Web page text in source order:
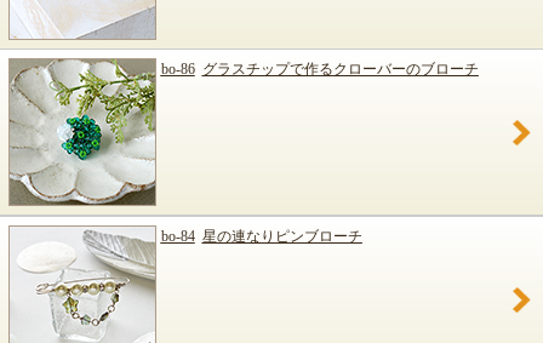
bo-86 グラスチップで作るクローバーのブローチ
bo-84 星の連なりピンブローチ